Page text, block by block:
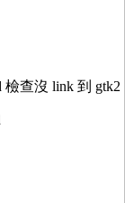
檢查沒 link 到 gtk2